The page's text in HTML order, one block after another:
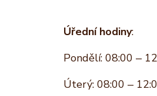
Úřední hodiny:
Pondělí: 08:00 –
Úterý: 08:00 –